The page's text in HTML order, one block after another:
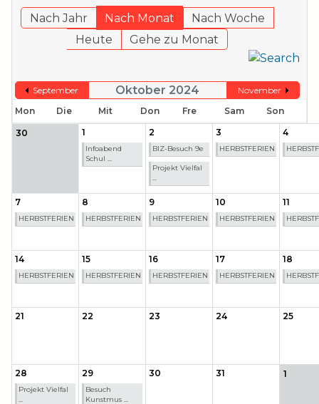
Nach Jahr Nach Monat
Nach Woche
Heute
Gehe zu Monat
September Oktober 2024
November
Mon
Die Mit Don Fre Sam Son
30 1
Infoabend
Schul ...
2
BIZ-Besuch 9e
Projekt Vielfal
...
3
HERBSTFERIEN
4
7
HERBSTFERIEN
8
HERBSTFERIEN
9
HERBSTFERIEN
10
HERBSTFERIEN
11
14
HERBSTFERIEN
15
HERBSTFERIEN
16
HERBSTFERIEN
17
HERBSTFERIEN
18
21 22 23 24 25
28
Projekt Vielfal
...
29
Besuch
Kunstmus ...
30 31 1